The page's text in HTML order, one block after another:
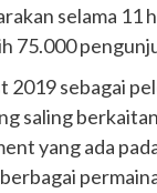
selama 11
75.000
2019 sebagai
saling
yang ada